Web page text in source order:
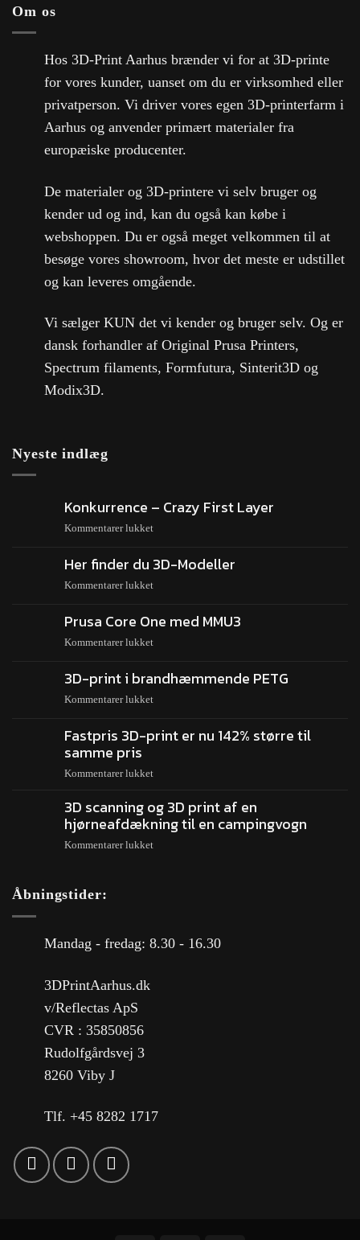
Om os
Hos 3D-Print Aarhus brænder vi for at 3D-printe
for vores kunder, uanset om du er virksomhed eller
privatperson. Vi driver vores egen 3D-printerfarm i
Aarhus og anvender primært materialer fra
europæiske producenter.
De materialer og 3D-printere vi selv bruger og
kender ud og ind, kan du også kan købe i
webshoppen. Du er også meget velkommen til at
besøge vores showroom, hvor det meste er udstillet
og kan leveres omgående.
Vi sælger KUN det vi kender og bruger selv. Og er
dansk forhandler af Original Prusa Printers,
Spectrum filaments, Formfutura, Sinterit3D og
Modix3D.
Nyeste indlæg
Konkurrence – Crazy First Layer
Kommentarer lukket
Her finder du 3D-Modeller
Kommentarer lukket
Prusa Core One med MMU3
Kommentarer lukket
3D-print i brandhæmmende PETG
Kommentarer lukket
Fastpris 3D-print er nu 142% større til
samme pris
Kommentarer lukket
3D scanning og 3D print af en
hjørneafdækning til en campingvogn
Kommentarer lukket
Åbningstider:
Mandag - fredag: 8.30 - 16.30
3DPrintAarhus.dk
v/Reflectas ApS
CVR : 35850856
Rudolfgårdsvej 3
8260 Viby J
Tlf. +45 8282 1717